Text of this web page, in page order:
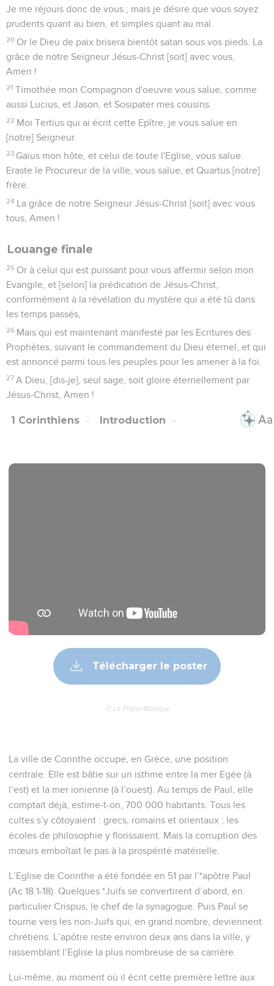
Je me réjouis donc de vous ; mais je désire que vous soyez
prudents quant au bien, et simples quant au mal.
20 Or le Dieu de paix brisera bientôt satan sous vos pieds. La
grâce de notre Seigneur Jésus-Christ [soit] avec vous,
Amen !
21 Timothée mon Compagnon d'oeuvre vous salue, comme
aussi Lucius, et Jason, et Sosipater mes cousins.
22 Moi Tertius qui ai écrit cette Epître, je vous salue en
[notre] Seigneur.
23 Gaïus mon hôte, et celui de toute l'Eglise, vous salue.
Eraste le Procureur de la ville, vous salue, et Quartus [notre]
frère.
24 La grâce de notre Seigneur Jésus-Christ [soit] avec vous
tous, Amen !
Louange finale
25 Or à celui qui est puissant pour vous affermir selon mon
Evangile, et [selon] la prédication de Jésus-Christ,
conformément à la révélation du mystère qui a été tû dans
les temps passés,
26 Mais qui est maintenant manifesté par les Ecritures des
Prophètes, suivant le commandement du Dieu éternel, et qui
est annoncé parmi tous les peuples pour les amener à la foi.
27 A Dieu, [dis-je], seul sage, soit gloire éternellement par
Jésus-Christ, Amen !
1 Corinthiens Introduction
Télécharger le poster
© Le Projet Biblique
La ville de Corinthe occupe, en Grèce, une position
centrale. Elle est bâtie sur un isthme entre la mer Egée (à
l’est) et la mer ionienne (à l’ouest). Au temps de Paul, elle
comptait déjà, estime-t-on, 700 000 habitants. Tous les
cultes s’y côtoyaient : grecs, romains et orientaux ; les
écoles de philosophie y florissaient. Mais la corruption des
mœurs emboîtait le pas à la prospérité matérielle.
L’Eglise de Corinthe a été fondée en 51 par l’*apôtre Paul
(Ac 18.1-18). Quelques *Juifs se convertirent d’abord, en
particulier Crispus, le chef de la synagogue. Puis Paul se
tourne vers les non-Juifs qui, en grand nombre, deviennent
chrétiens. L’apôtre reste environ deux ans dans la ville, y
rassemblant l’Eglise la plus nombreuse de sa carrière.
Lui-même, au moment où il écrit cette première lettre aux